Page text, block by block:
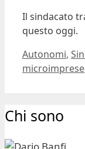
Il sindacato
questo oggi.
Categorie
Autonomi,
microimprese
Chi sono